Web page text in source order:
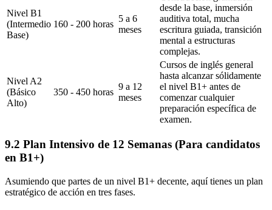
Nivel B1
(Intermedio
Base)
160 - 200 horas
5 a 6
meses
desde la base, inmersión
auditiva total, mucha
escritura guiada, transición
mental a estructuras
complejas.
Nivel A2
(Básico
Alto)
350 - 450 horas
9 a 12
meses
Cursos de inglés general
hasta alcanzar sólidamente
el nivel B1+ antes de
comenzar cualquier
preparación específica de
examen.
9.2 Plan Intensivo de 12 Semanas (Para candidatos
en B1+)
Asumiendo que partes de un nivel B1+ decente, aquí tienes un plan
estratégico de acción en tres fases.